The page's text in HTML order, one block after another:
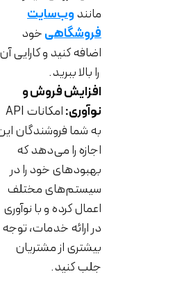
وب‌سایت
فروشگاهیخود
اضافه کنید و کارایی آن
را بالا ببرید.
افزایش فروش و
امکانات API
به شما فروشندگان این
اجازه را می‌دهد که
بهبودهای خود را در
سیستم‌های مختلف
اعمال کرده و با نوآوری
در ارائه خدمات، توجه
بیشتری از مشتریان
جلب کنید.